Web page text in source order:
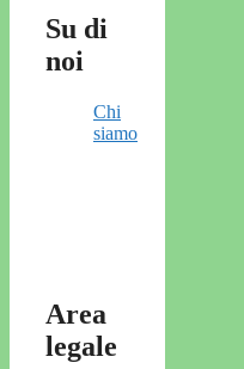
Su di
noi
Chi
siamo
Area
legale